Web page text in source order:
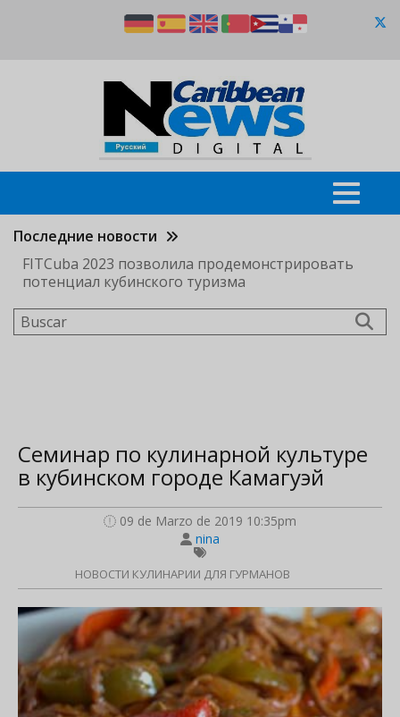
Последние новости
FITCuba 2023 позволила продемонстрировать
потенциал кубинского туризма
Buscar
Семинар по кулинарной культуре
в кубинском городе Камагуэй
09 de Marzo de 2019 10:35pm
nina
НОВОСТИ КУЛИНАРИИ ДЛЯ ГУРМАНОВ